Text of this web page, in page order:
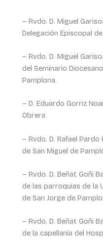
– Rvdo. D. Miguel
Delegación Episcopal
– Rvdo. D. Miguel
del Seminario
Pamplona.
– D. Eduardo Gorriz
Obrera
– Rvdo. D. Rafael
de San Miguel de
– Rvdo. D. Beñat Goñi
de las parroquias de la
de San Jorge de
– Rvdo. D. Beñat Goñi
de la capellanía del